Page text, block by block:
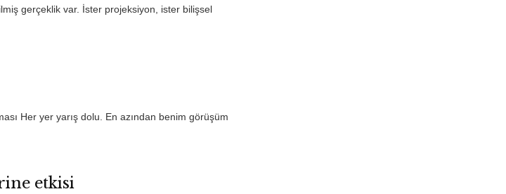
gerçeklik var. İster projeksiyon, ister bilişsel
Her yer yarış dolu. En azından benim görüşüm
etkisi